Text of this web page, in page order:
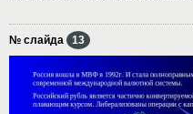
№ слайда 13